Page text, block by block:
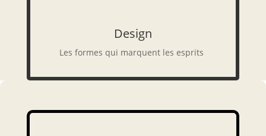
Design
Les formes qui marquent les esprits